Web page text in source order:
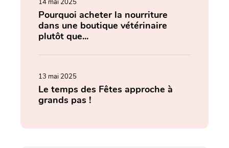
Pourquoi acheter la nourriture
dans une boutique vétérinaire
plutôt que...
13 mai 2025
Le temps des Fêtes approche à
grands pas !